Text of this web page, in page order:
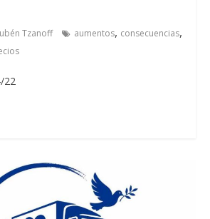
Tzanoff aumentos, consecuencias,
22